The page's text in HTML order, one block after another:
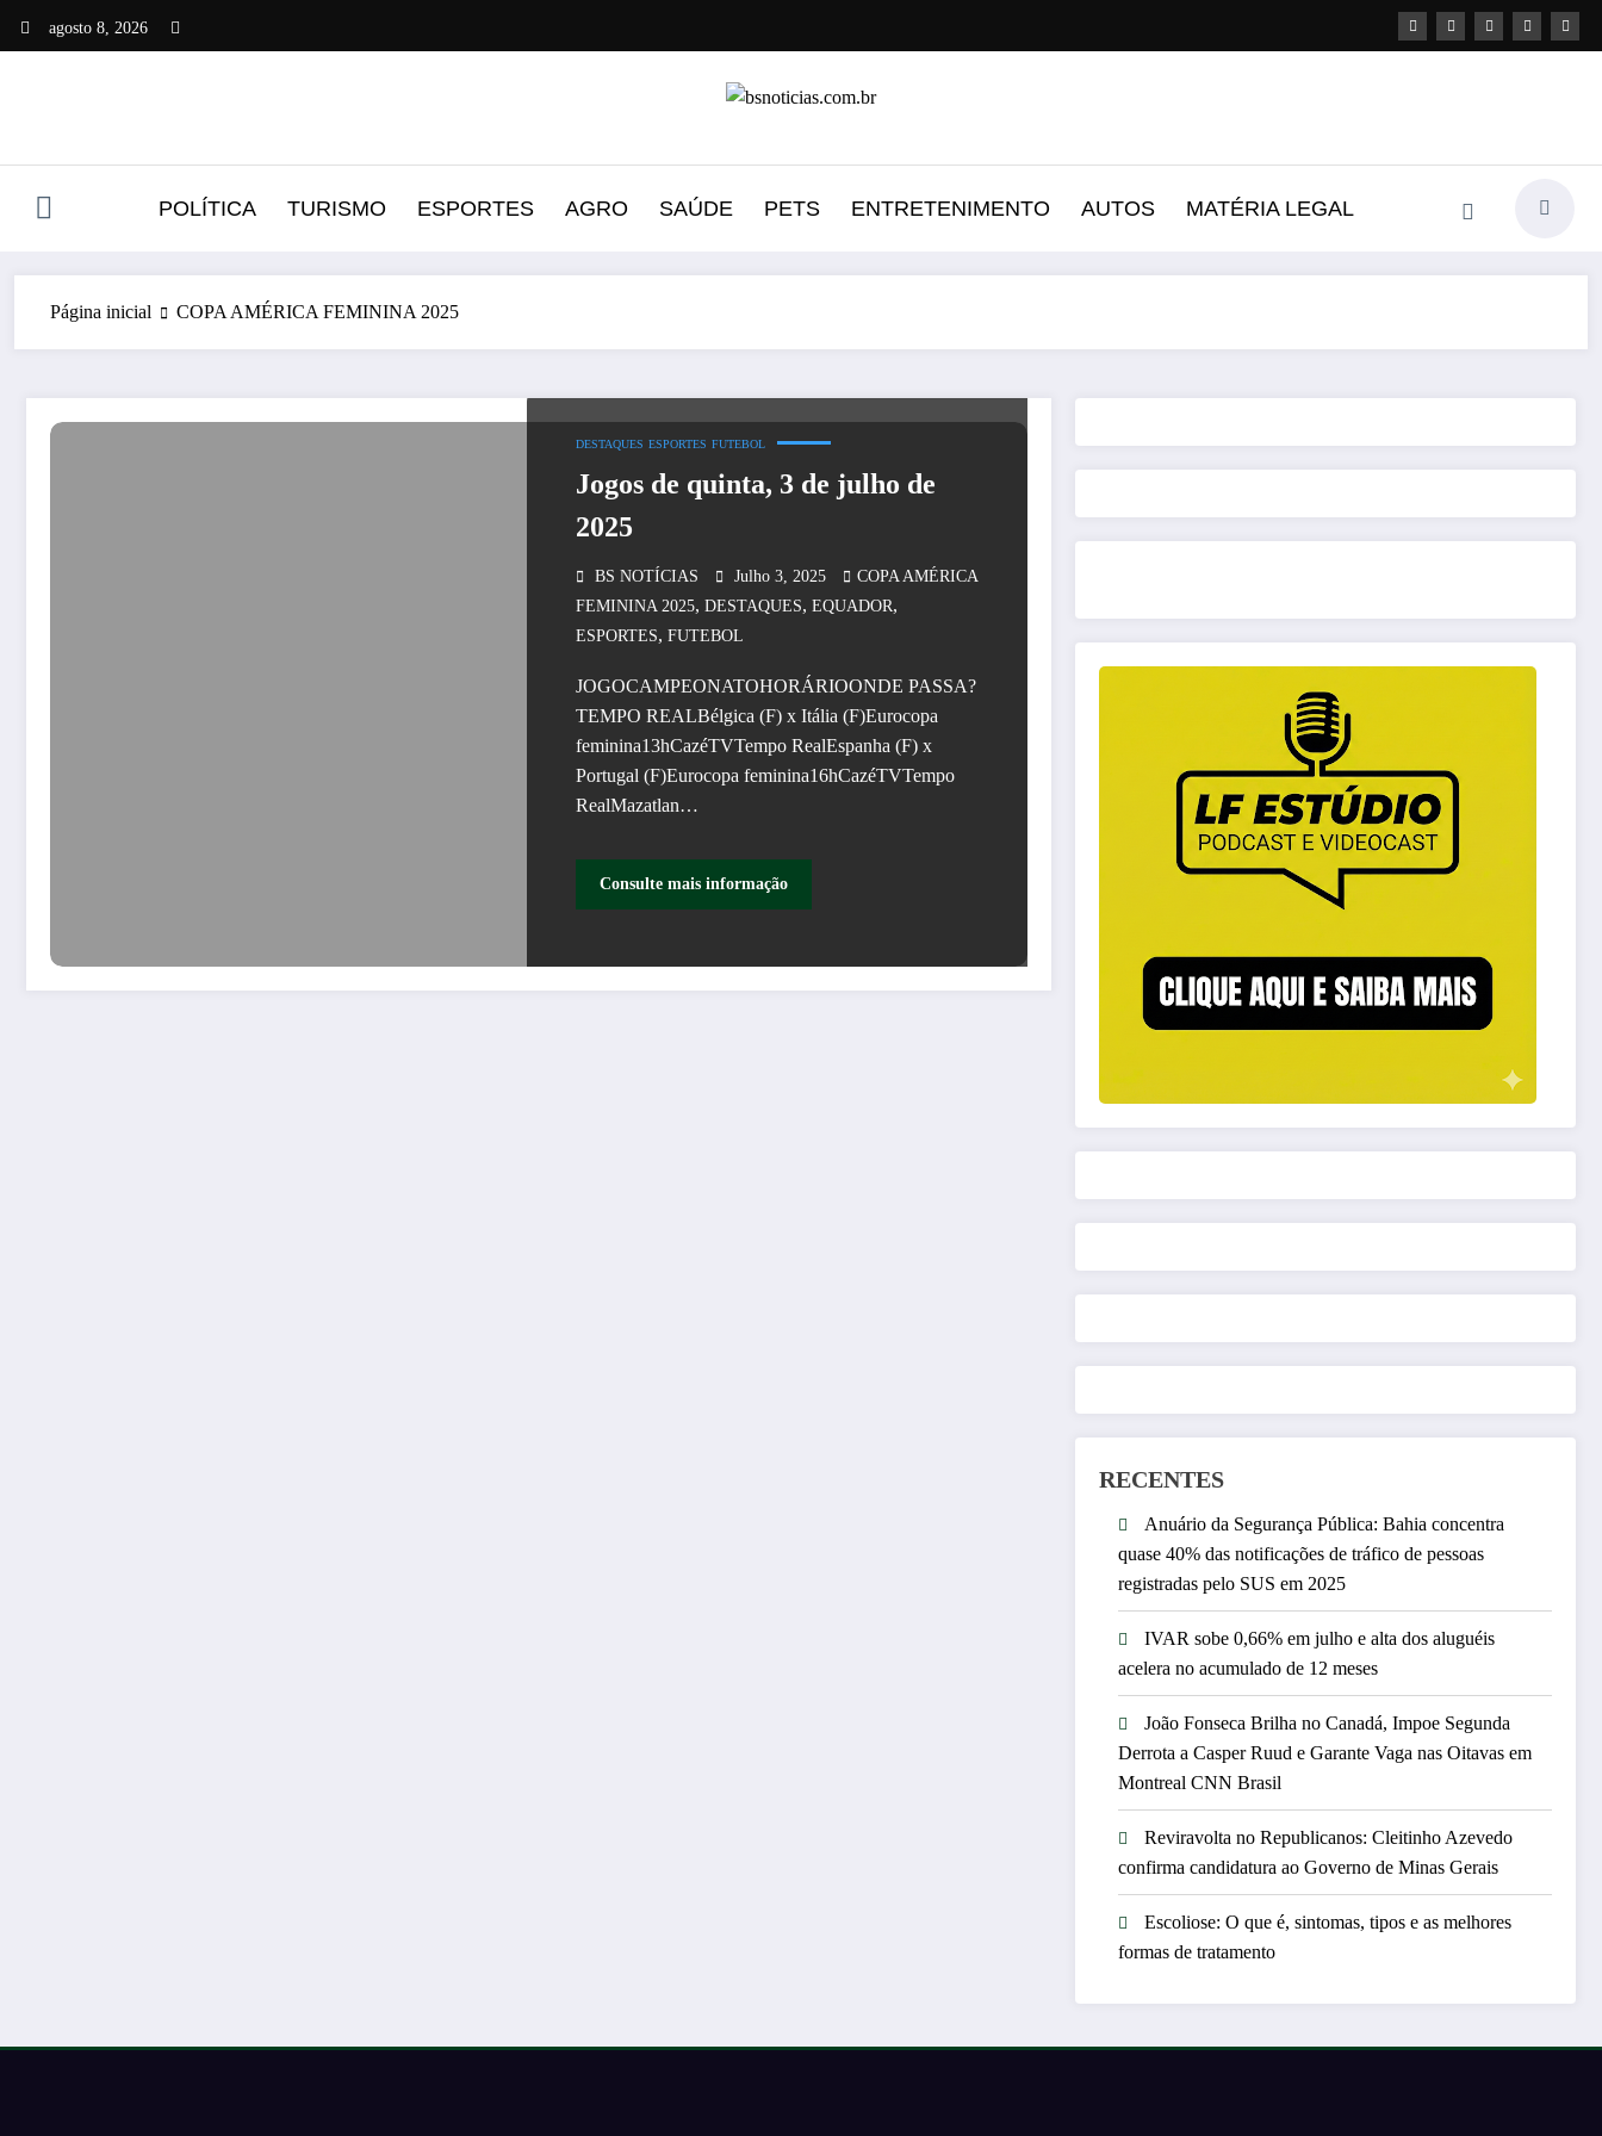
agosto 8, 2026
POLÍTICA TURISMO ESPORTES AGRO SAÚDE PETS ENTRETENIMENTO AUTOS MATÉRIA LEGAL
Página inicial COPA AMÉRICA FEMININA 2025
DESTAQUES ESPORTES FUTEBOL
Jogos de quinta, 3 de julho de
2025
BS NOTÍCIAS Julho 3, 2025
COPA AMÉRICA
FEMININA 2025, DESTAQUES, EQUADOR,
ESPORTES, FUTEBOL
JOGOCAMPEONATOHORÁRIOONDE PASSA?
TEMPO REALBélgica (F) x Itália (F)Eurocopa
feminina13hCazéTVTempo RealEspanha (F) x
Portugal (F)Eurocopa feminina16hCazéTVTempo
RealMazatlan…
Consulte mais informação
RECENTES
Anuário da Segurança Pública: Bahia concentra
quase 40% das notificações de tráfico de pessoas
registradas pelo SUS em 2025
IVAR sobe 0,66% em julho e alta dos aluguéis
acelera no acumulado de 12 meses
João Fonseca Brilha no Canadá, Impoe Segunda
Derrota a Casper Ruud e Garante Vaga nas Oitavas em
Montreal CNN Brasil
Reviravolta no Republicanos: Cleitinho Azevedo
confirma candidatura ao Governo de Minas Gerais
Escoliose: O que é, sintomas, tipos e as melhores
formas de tratamento